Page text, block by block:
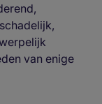
van enige